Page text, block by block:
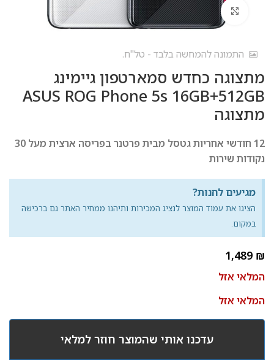
לחץ להגדלה
התמונה להמחשה בלבד - טל"ח.
מתצוגה כחדש סמארטפון גיימינג
ASUS ROG Phone 5s 16GB+512GB
מתצוגה
12 חודשי אחריות גטסל מבית פרטנר בפריסה ארצית מעל 30
נקודות שירות
מגיעים לחנות?
הציגו את עמוד המוצר לנציג המכירות ותיהנו ממחיר האתר גם ברכישה
במקום.
₪
המלאי אזל
המלאי אזל
עדכנו אותי שהמוצר חוזר למלאי